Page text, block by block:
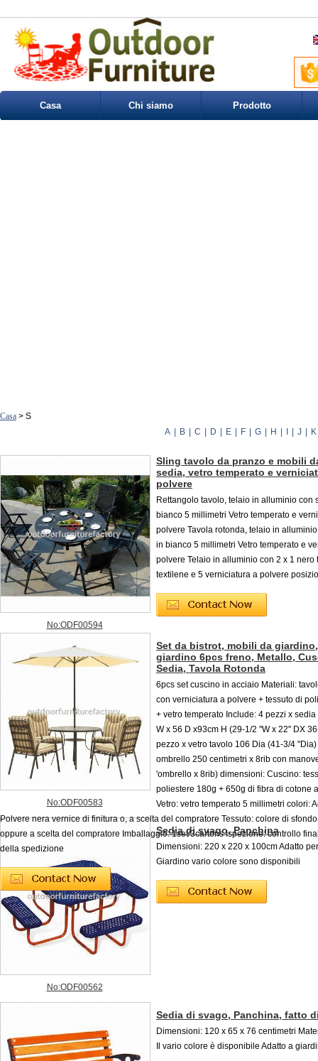
Casa Chi siamo Prodotto
Casa > S
A
B C D E F G H J K
No:ODF00594
Sling tavolo da pranzo e mobili
sedia, vetro temperato e
polvere
Rettangolo tavolo, telaio in alluminio con
bianco 5 millimetri Vetro temperato e
polvere Tavola rotonda, telaio in
in bianco 5 millimetri Vetro temperato e
polvere Telaio in alluminio con 2 x 1 nero
textilene e 5 verniciatura a polvere
No:ODF00583
Set da bistrot, mobili da
giardino 6pcs freno, Metallo,
Sedia, Tavola Rotonda
6pcs set cuscino in acciaio Materiali:
con verniciatura a polvere + tessuto di
+ vetro temperato Include: 4 pezzi x
W x 56 D x93cm H (29-1/2 "W x 22" DX
pezzo x vetro tavolo 106 Dia (41-3/4
ombrello 250 centimetri x 8rib con
'ombrello x 8rib) dimensioni: Cuscino:
poliestere 180g + 650g di fibra di cotone
Vetro: vetro temperato 5 millimetri colori:
Polvere nera vernice di finitura o, a scelta del compratore Tessuto: colore di
oppure a scelta del compratore Imballaggio: 1set/3cartons Ispezione: controllo
della spedizione
No:ODF00562
Sedia di svago, Panchina
Dimensioni: 220 x 220 x 100cm Adatto
Giardino vario colore sono disponibili
Sedia di svago, Panchina, fatto
Dimensioni: 120 x 65 x 76 centimetri
Il vario colore è disponibile Adatto a